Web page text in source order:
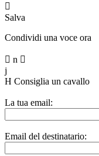

Salva
Condividi una voce ora
 n 
j
H Consiglia un cavallo
La tua email:
Email del destinatario: